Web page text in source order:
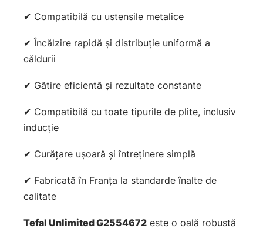
✔ Compatibilă cu ustensile metalice
✔ Încălzire rapidă și distribuție uniformă a
căldurii
✔ Gătire eficientă și rezultate constante
✔ Compatibilă cu toate tipurile de plite, inclusiv
inducție
✔ Curățare ușoară și întreținere simplă
✔ Fabricată în Franța la standarde înalte de
calitate
Tefal Unlimited G2554672 este o oală robustă